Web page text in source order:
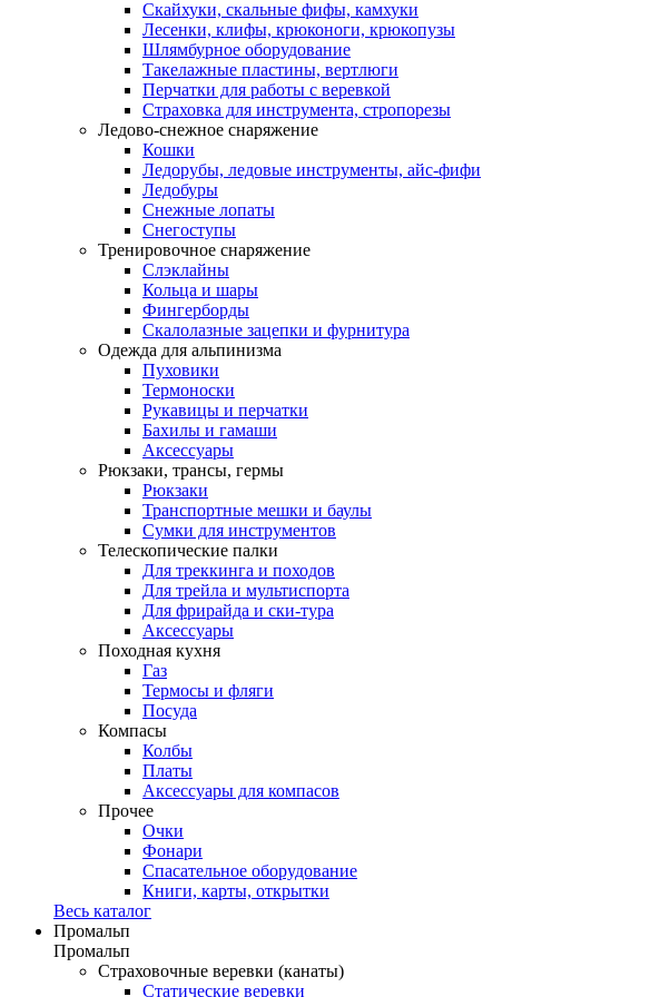
Скайхуки, скальные фифы, камхуки
Лесенки, клифы, крюконоги, крюкопузы
Шлямбурное оборудование
Такелажные пластины, вертлюги
Перчатки для работы с веревкой
Страховка для инструмента, стропорезы
Ледово-снежное снаряжение
Кошки
Ледорубы, ледовые инструменты, айс-фифи
Ледобуры
Снежные лопаты
Снегоступы
Тренировочное снаряжение
Слэклайны
Кольца и шары
Фингерборды
Скалолазные зацепки и фурнитура
Одежда для альпинизма
Пуховики
Термоноски
Рукавицы и перчатки
Бахилы и гамаши
Аксессуары
Рюкзаки, трансы, гермы
Рюкзаки
Транспортные мешки и баулы
Сумки для инструментов
Телескопические палки
Для треккинга и походов
Для трейла и мультиспорта
Для фрирайда и ски-тура
Аксессуары
Походная кухня
Газ
Термосы и фляги
Посуда
Компасы
Колбы
Платы
Аксессуары для компасов
Прочее
Очки
Фонари
Спасательное оборудование
Книги, карты, открытки
Весь каталог
Промальп
Промальп
Страховочные веревки (канаты)
Статические веревки